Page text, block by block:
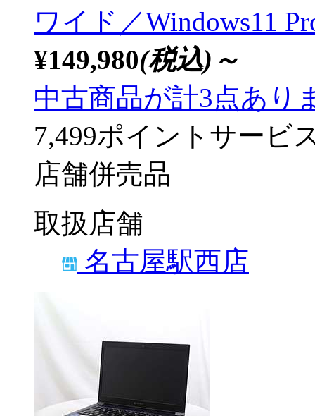
ワイド／Windows11
¥149,980(税込)～
中古商品が計3点あり
7,499ポイントサービ
店舗併売品
取扱店舗
名古屋駅西店